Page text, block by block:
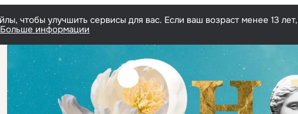
чтобы улучшить сервисы для вас. Если ваш возраст менее 13
Больше информации